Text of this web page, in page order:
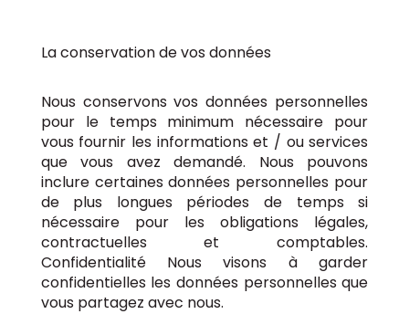
La conservation de vos données
Nous conservons vos données personnelles
pour le temps minimum nécessaire pour
vous fournir les informations et / ou services
que vous avez demandé. Nous pouvons
inclure certaines données personnelles pour
de plus longues périodes de temps si
nécessaire pour les obligations légales,
contractuelles et comptables.
Confidentialité Nous visons à garder
confidentielles les données personnelles que
vous partagez avec nous.